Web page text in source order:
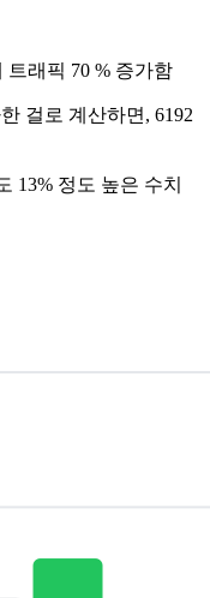
트래픽 70 % 증가함
걸로 계산하면, 6192
13% 정도 높은 수치